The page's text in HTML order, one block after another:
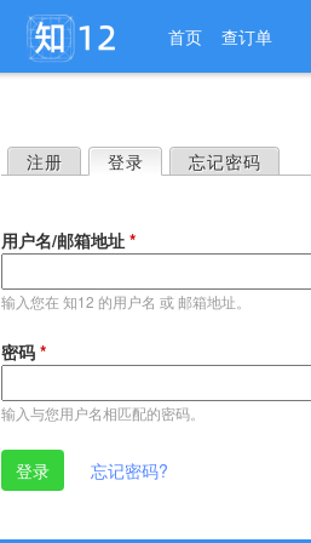
首页 查订单
标
注册 登录 （活动标签）
忘记密码
用户名/邮箱地址 *
输入您在 知12 的用户名 或 邮箱地址。
密码 *
输入与您用户名相匹配的密码。
忘记密码?